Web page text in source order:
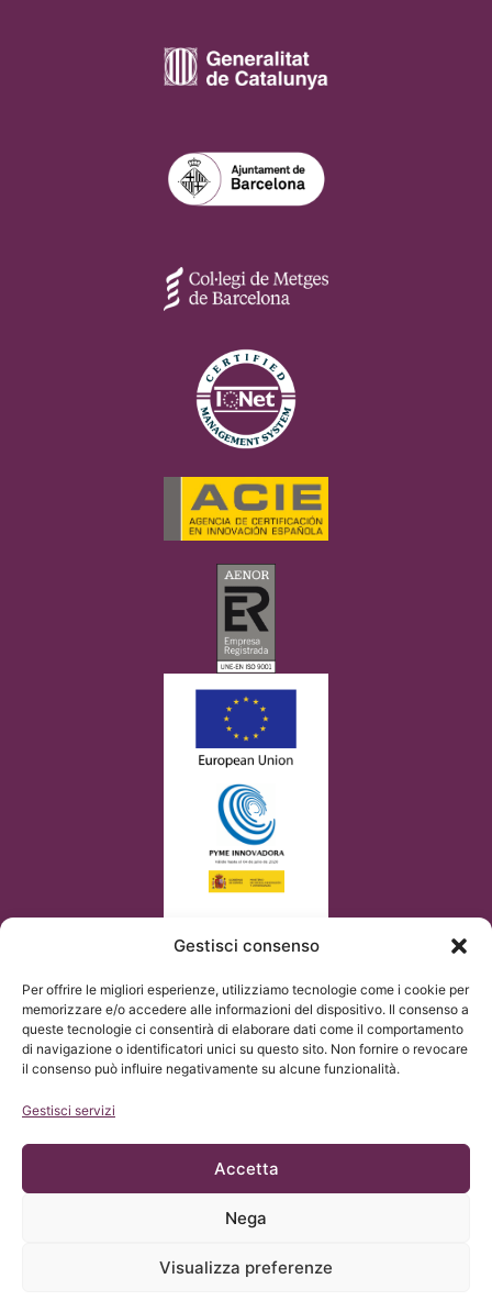
Gestisci consenso
Per offrire le migliori esperienze, utilizziamo tecnologie come i cookie per
memorizzare e/o accedere alle informazioni del dispositivo. Il consenso a
queste tecnologie ci consentirà di elaborare dati come il comportamento
di navigazione o identificatori unici su questo sito. Non fornire o revocare
il consenso può influire negativamente su alcune funzionalità.
Gestisci servizi
Accetta
Nega
Visualizza preferenze
© Copyright Institut Chiari 2025
(GDPR).